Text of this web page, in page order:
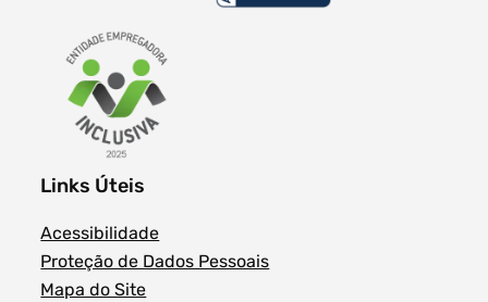
Links Úteis
Acessibilidade
Proteção de Dados Pessoais
Mapa do Site